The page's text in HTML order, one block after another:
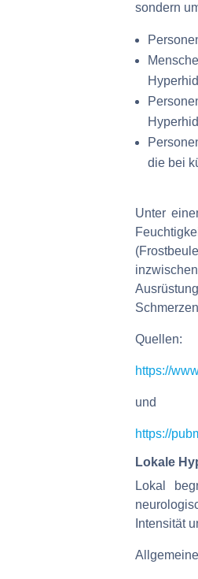
sondern
die bei
Unter
Quellen:
https://
und
https://
Lokale
Lokal
Intensität